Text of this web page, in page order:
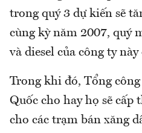
trong quý 3 dự kiến sẽ
cùng kỳ năm 2007, quý
và diesel của công ty
Trong khi đó, Tổng
Quốc cho hay họ sẽ cấp
cho các trạm bán xăng